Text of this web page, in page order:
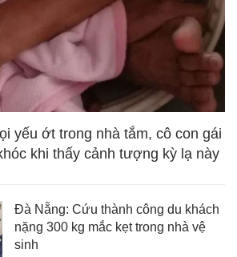
yếu ớt trong nhà tắm, cô con gái
khi thấy cảnh tượng kỳ lạ này
Đà Nẵng: Cứu thành công du khách
nặng 300 kg mắc kẹt trong nhà vệ
sinh